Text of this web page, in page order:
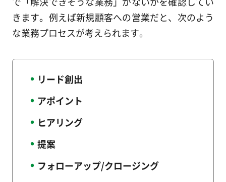
きます。例えば新規顧客への営業だと、次のよう
な業務プロセスが考えられます。
リード創出
アポイント
ヒアリング
提案
フォローアップ/クロージング